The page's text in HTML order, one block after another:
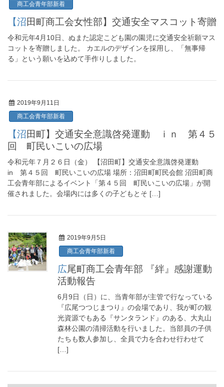
商工会青年部新着
【沼田町商工会女性部】交通安全マスコット寄贈
令和元年4月10日、ぬまた認定こども園の園児に交通安全祈願マス
コットを寄贈しました。 カエルのデザインを採用し、「無事帰
る」という願いを込めて手作りしました。
2019年9月11日
商工会青年部新着
【沼田町】交通安全意識啓発運動 ｉｎ 第４５
回 町民いこいの広場
令和元年７月２６日（金） 【沼田町】交通安全意識啓発運動
in 第４５回 町民いこいの広場 場所：沼田町町民会館 沼田町商
工会青年部によるイベント「第４５回 町民いこいの広場」が開
催されました。会場内には多くの子どもとそ […]
2019年9月5日
商工会青年部新着
広尾町商工会青年部 『絆』感謝運動
活動報告
6月9日（日）に、当青年部が主管で行なっている
『広尾つつじまつり』の会場であり、我が町の観
光資源でもある『サンタランド』のある、大丸山
森林公園の清掃活動を行いました。当部員の子供
たちも数人参加し、全員で力を合わせ行わせて
[…]